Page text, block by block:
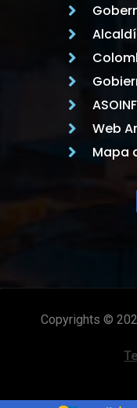
Web
Mapa
Copyrights ©